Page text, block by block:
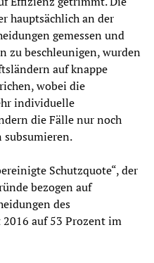
hauptsächlich an der
gemessen und
zu beschleunigen, wurden
auf knappe
wobei die
individuelle
die Fälle nur noch
Schutzquote“, der
bezogen auf
des
auf 53 Prozent im